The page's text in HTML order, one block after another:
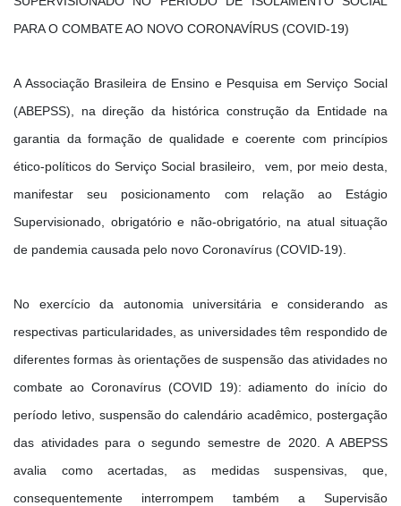
PARA O COMBATE AO NOVO CORONAVÍRUS (COVID-19)
A Associação Brasileira de Ensino e Pesquisa em Serviço Social
(ABEPSS), na direção da histórica construção da Entidade na
garantia da formação de qualidade e coerente com princípios
ético-políticos do Serviço Social brasileiro, vem, por meio desta,
manifestar seu posicionamento com relação ao Estágio
Supervisionado, obrigatório e não-obrigatório, na atual situação
de pandemia causada pelo novo Coronavírus (COVID-19).
No exercício da autonomia universitária e considerando as
respectivas particularidades, as universidades têm respondido de
diferentes formas às orientações de suspensão das atividades no
combate ao Coronavírus (COVID 19): adiamento do início do
período letivo, suspensão do calendário acadêmico, postergação
das atividades para o segundo semestre de 2020. A ABEPSS
avalia como acertadas, as medidas suspensivas, que,
consequentemente interrompem também a Supervisão